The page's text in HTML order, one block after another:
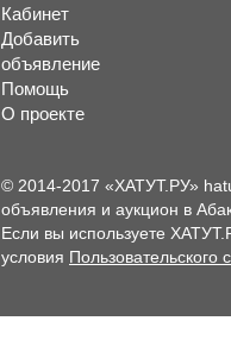
Кабинет
Добавить
объявление
Помощь
О проекте
© 2014-2017 «ХАТУТ.РУ»
объявления и аукцион в
Если вы используете
условия Пользовательского